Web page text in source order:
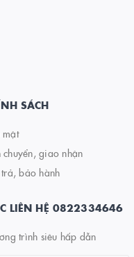
SÁCH
mật
chuyển, giao nhận
bảo hành
LIÊN HỆ 0822334646
trình siêu hấp dẫn